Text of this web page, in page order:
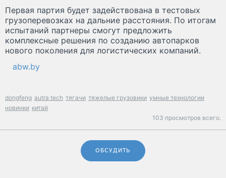
Первая партия будет задействована в тестовых
грузоперевозках на дальние расстояния. По итогам
испытаний партнеры смогут предложить
комплексные решения по созданию автопарков
нового поколения для логистических компаний.
abw.by
dongfeng autra tech тягачи тяжелые грузовики умные технологии
новинки китай
103 просмотров всего.
ОБСУДИТЬ